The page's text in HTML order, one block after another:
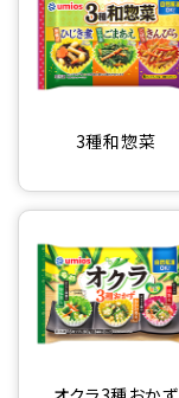
3種和惣菜